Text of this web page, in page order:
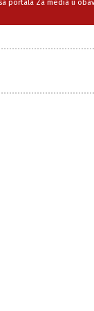
portala Za media u